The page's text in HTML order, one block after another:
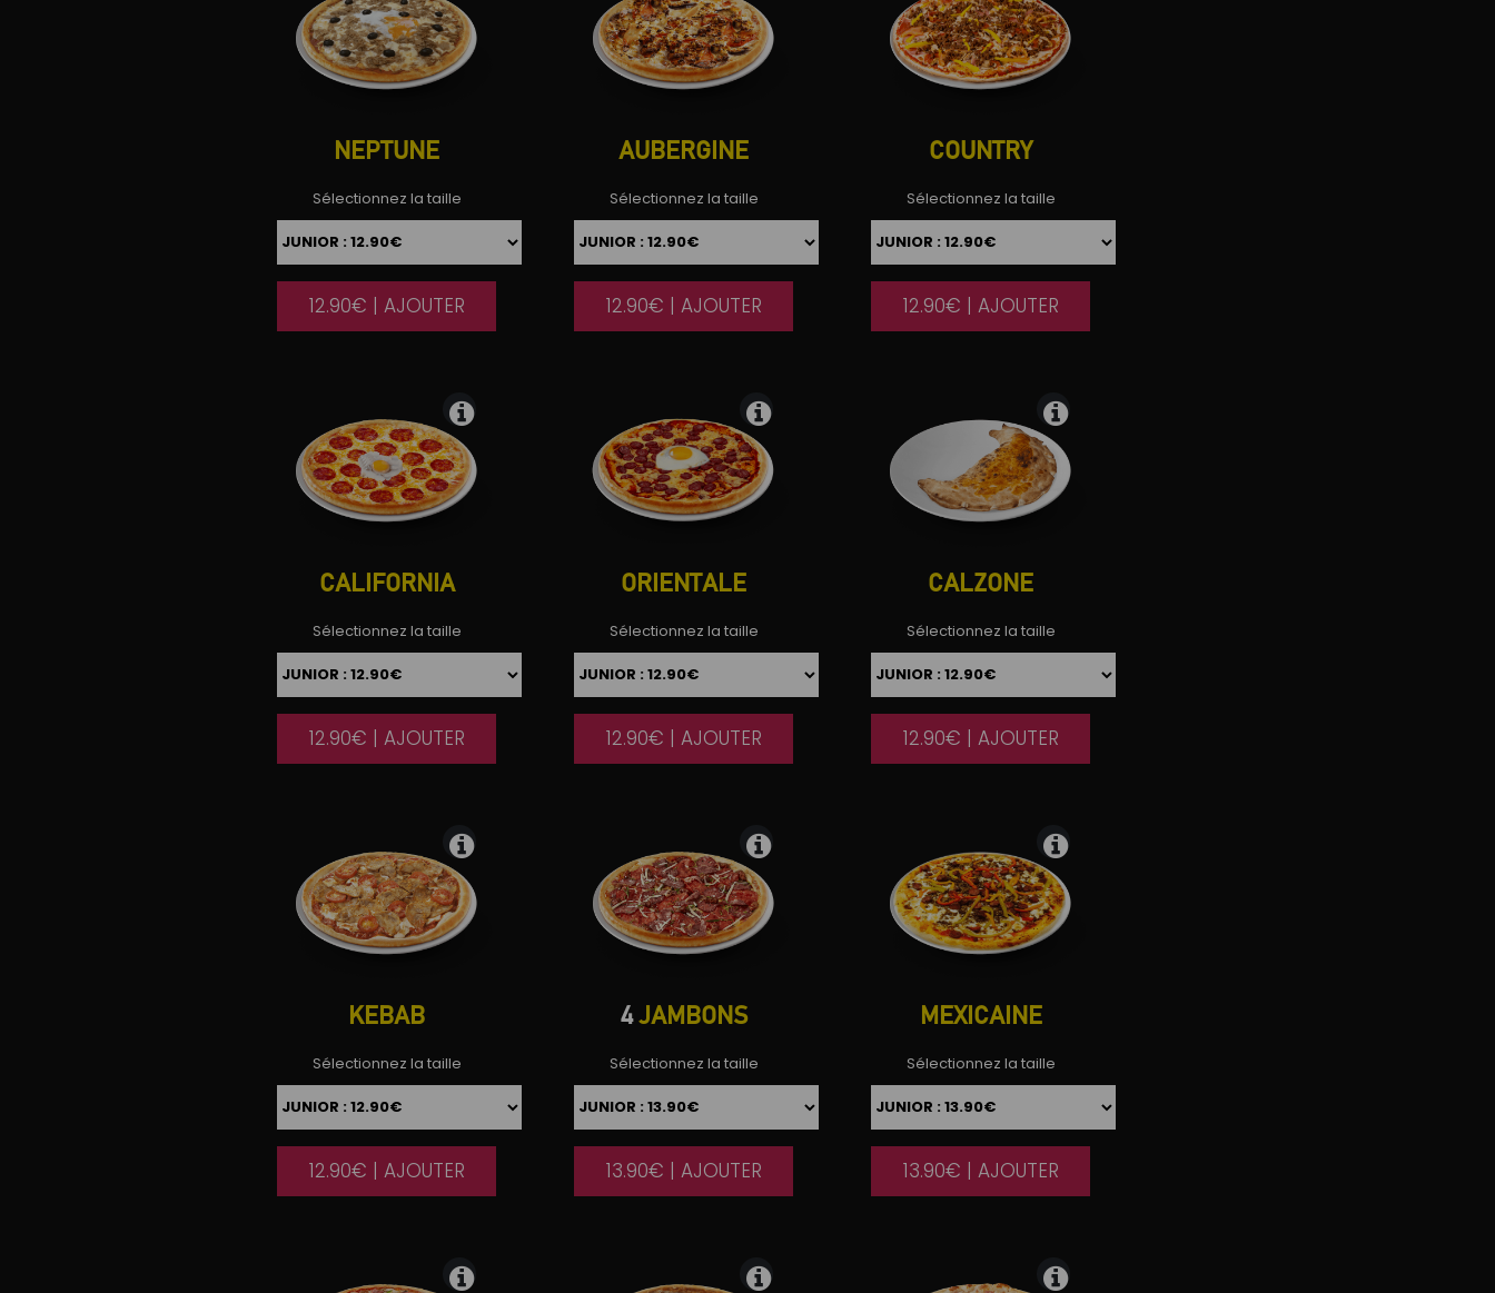
NEPTUNE
Sélectionnez la taille
|
12.90€ | AJOUTER
AUBERGINE
Sélectionnez la taille
|
12.90€ | AJOUTER
COUNTRY
Sélectionnez la taille
|
12.90€ | AJOUTER
CALIFORNIA
Sélectionnez la taille
|
12.90€ | AJOUTER
ORIENTALE
Sélectionnez la taille
|
12.90€ | AJOUTER
CALZONE
Sélectionnez la taille
|
12.90€ | AJOUTER
KEBAB
Sélectionnez la taille
|
12.90€ | AJOUTER
4JAMBONS
Sélectionnez la taille
|
13.90€ | AJOUTER
MEXICAINE
Sélectionnez la taille
|
13.90€ | AJOUTER